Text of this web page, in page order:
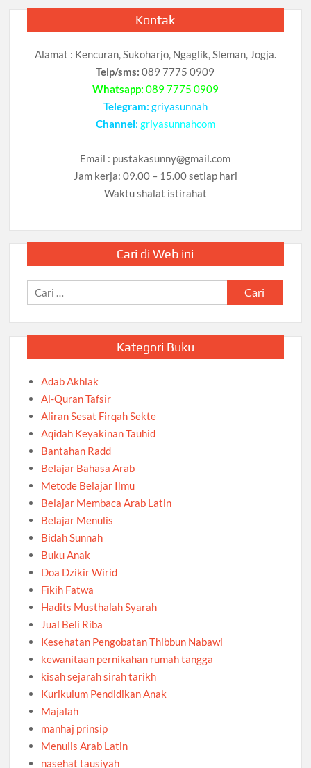
Rasulullah
Kontak
Alamat : Kencuran, Sukoharjo, Ngaglik, Sleman, Jogja.
Telp/sms: 089 7775 0909
Whatsapp: 089 7775 0909
Telegram: griyasunnah
Channel: griyasunnahcom
Email : pustakasunny@gmail.com
Jam kerja: 09.00 – 15.00 setiap hari
Waktu shalat istirahat
Cari di Web ini
Cari
untuk:
Kategori Buku
Adab Akhlak
Al-Quran Tafsir
Aliran Sesat Firqah Sekte
Aqidah Keyakinan Tauhid
Bantahan Radd
Belajar Bahasa Arab
Metode Belajar Ilmu
Belajar Membaca Arab Latin
Belajar Menulis
Bidah Sunnah
Buku Anak
Doa Dzikir Wirid
Fikih Fatwa
Hadits Musthalah Syarah
Jual Beli Riba
Kesehatan Pengobatan Thibbun Nabawi
kewanitaan pernikahan rumah tangga
kisah sejarah sirah tarikh
Kurikulum Pendidikan Anak
Majalah
manhaj prinsip
Menulis Arab Latin
nasehat tausiyah